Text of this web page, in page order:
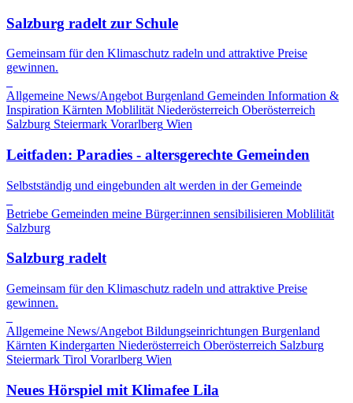
Salzburg radelt zur Schule
Gemeinsam für den Klimaschutz radeln und attraktive Preise
gewinnen.
Allgemeine News/Angebot Burgenland Gemeinden Information &
Inspiration Kärnten Moblilität Niederösterreich Oberösterreich
Salzburg Steiermark Vorarlberg Wien
Leitfaden: Paradies - altersgerechte Gemeinden
Selbstständig und eingebunden alt werden in der Gemeinde
Betriebe Gemeinden meine Bürger:innen sensibilisieren Moblilität
Salzburg
Salzburg radelt
Gemeinsam für den Klimaschutz radeln und attraktive Preise
gewinnen.
Allgemeine News/Angebot Bildungseinrichtungen Burgenland
Kärnten Kindergarten Niederösterreich Oberösterreich Salzburg
Steiermark Tirol Vorarlberg Wien
Neues Hörspiel mit Klimafee Lila